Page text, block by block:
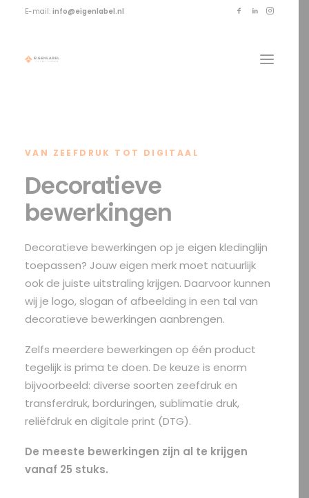
E-mail: info@eigenlabel.nl
OFFERTE?
SEARCH
VAN ZEEFDRUK TOT DIGITAAL
Decoratieve
bewerkingen
Decoratieve bewerkingen op je eigen kledinglijn
toepassen? Jouw eigen merk moet natuurlijk
ook de juiste uitstraling krijgen. Daarvoor kunnen
wij je logo, slogan of afbeelding in een tal van
decoratieve bewerkingen aanbrengen.
Zelfs meerdere bewerkingen op één product
tegelijk is prima te doen. De keuze is enorm
bijvoorbeeld: diverse soorten zeefdruk en
transferdruk,borduringen, sublimatie druk,
reliëfdruk en digitale print (DTG).
De meeste bewerkingen zijn al te krijgen
vanaf 25 stuks.